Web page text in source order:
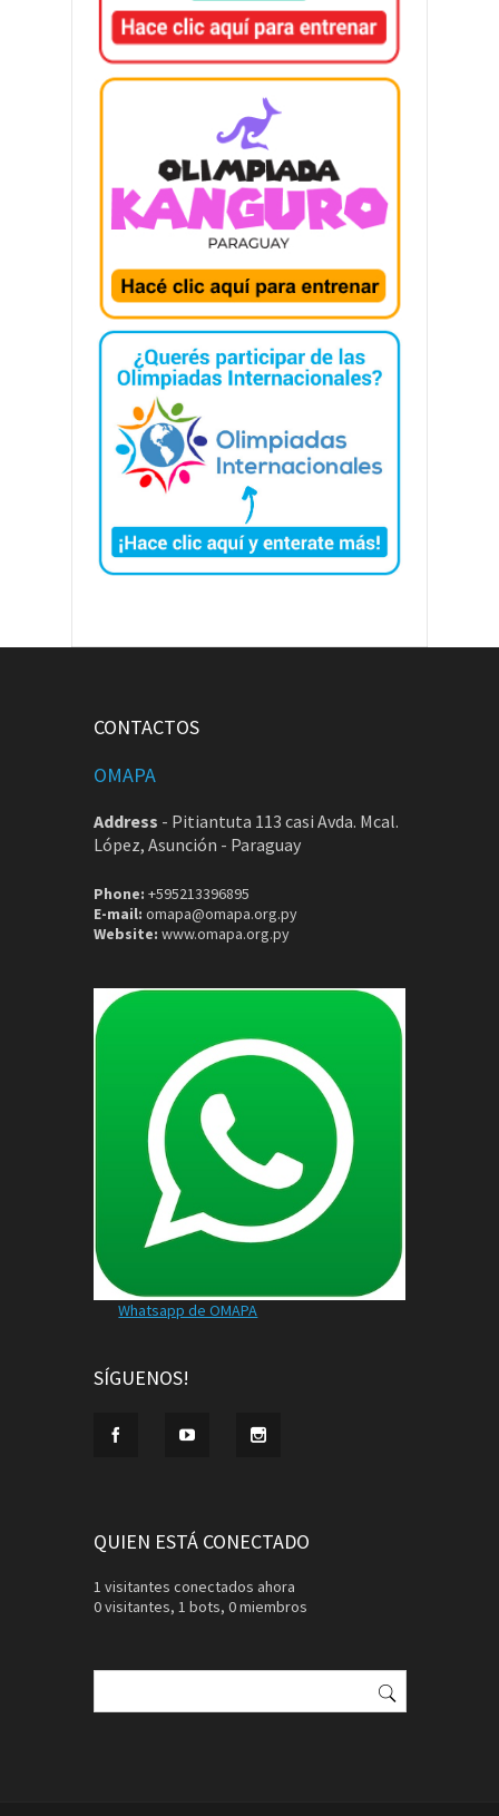
CONTACTOS
OMAPA
Address - Pitiantuta 113 casi Avda. Mcal.
López, Asunción - Paraguay
Phone: +595213396895
E-mail: omapa@omapa.org.py
Website: www.omapa.org.py
Whatsapp de OMAPA
SÍGUENOS!
QUIEN ESTÁ CONECTADO
1 visitantes conectados ahora
0 visitantes, 1 bots, 0 miembros
Buscar: